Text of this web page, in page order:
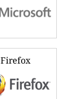
Firefox